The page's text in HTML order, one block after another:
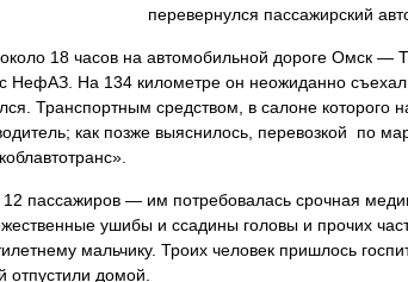
перевернулся пассажирский
18 часов на автомобильной дороге Омск —
НефАЗ. На 134 километре он неожиданно
Транспортным средством, в салоне которого
как позже выяснилось, перевозкой по
12 пассажиров — им потребовалась срочная
ушибы и ссадины головы и прочих
мальчику. Троих человек пришлось
отпустили домой.